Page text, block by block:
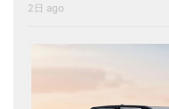
2日 ago